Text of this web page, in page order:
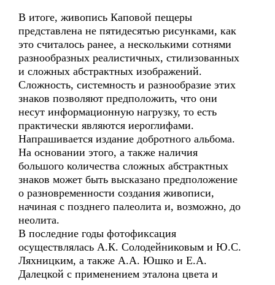
В итоге, живопись Каповой пещеры
представлена не пятидесятью рисунками, как
это считалось ранее, а несколькими сотнями
разнообразных реалистичных, стилизованных
и сложных абстрактных изображений.
Сложность, системность и разнообразие этих
знаков позволяют предположить, что они
несут информационную нагрузку, то есть
практически являются иероглифами.
Напрашивается издание добротного альбома.
На основании этого, а также наличия
большого количества сложных абстрактных
знаков может быть высказано предположение
о разновременности создания живописи,
начиная с позднего палеолита и, возможно, до
неолита.
В последние годы фотофиксация
осуществлялась А.К. Солодейниковым и Ю.С.
Ляхницким, а также А.А. Юшко и Е.А.
Далецкой с применением эталона цвета и